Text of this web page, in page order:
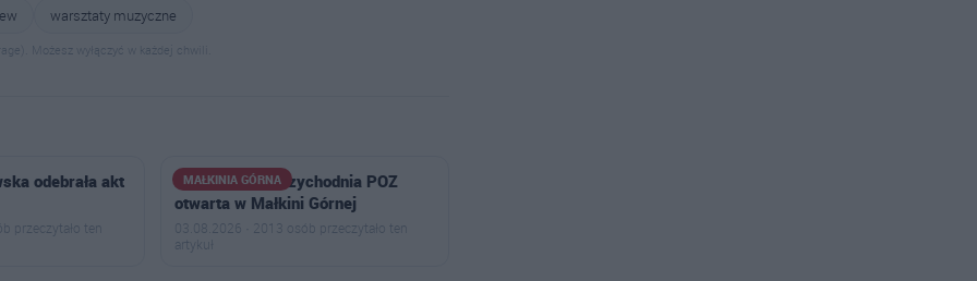
warsztaty muzyczne
Możesz wyłączyć w każdej chwili.
odebrała akt
przeczytało ten
MAŁKINIA GÓRNA
Nowoczesna przychodnia POZ
otwarta w Małkini Górnej
03.08.2026 · 2013 osób przeczytało ten
artykuł